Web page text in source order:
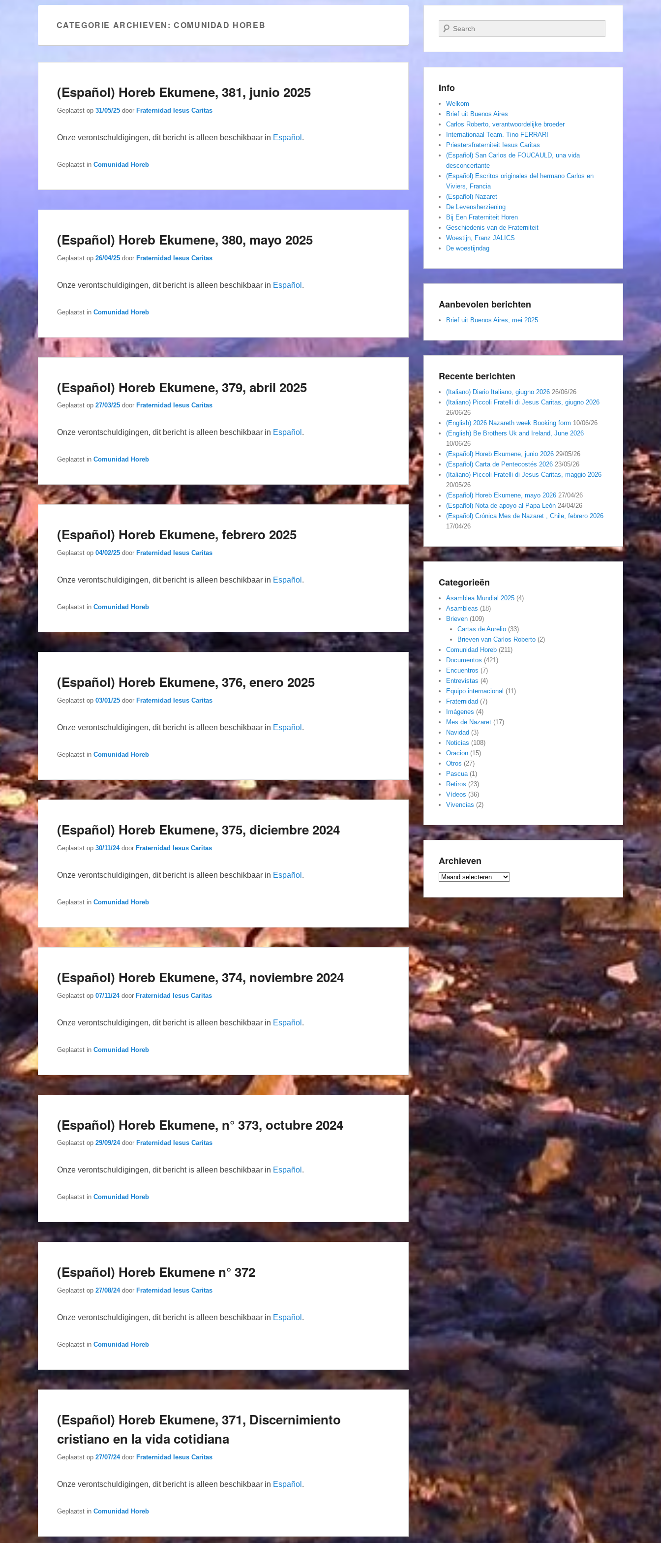
CATEGORIE ARCHIEVEN:COMUNIDAD HOREB
(Español) Horeb Ekumene, 381, junio 2025
Geplaatst op 31/05/25 door Fraternidad Iesus Caritas
Onze verontschuldigingen, dit bericht is alleen beschikbaar in Español .
Geplaatst in Comunidad Horeb
(Español) Horeb Ekumene, 380, mayo 2025
Geplaatst op 26/04/25 door Fraternidad Iesus Caritas
Onze verontschuldigingen, dit bericht is alleen beschikbaar in Español .
Geplaatst in Comunidad Horeb
(Español) Horeb Ekumene, 379, abril 2025
Geplaatst op 27/03/25 door Fraternidad Iesus Caritas
Onze verontschuldigingen, dit bericht is alleen beschikbaar in Español .
Geplaatst in Comunidad Horeb
(Español) Horeb Ekumene, febrero 2025
Geplaatst op 04/02/25 door Fraternidad Iesus Caritas
Onze verontschuldigingen, dit bericht is alleen beschikbaar in Español .
Geplaatst in Comunidad Horeb
(Español) Horeb Ekumene, 376, enero 2025
Geplaatst op 03/01/25 door Fraternidad Iesus Caritas
Onze verontschuldigingen, dit bericht is alleen beschikbaar in Español .
Geplaatst in Comunidad Horeb
(Español) Horeb Ekumene, 375, diciembre 2024
Geplaatst op 30/11/24 door Fraternidad Iesus Caritas
Onze verontschuldigingen, dit bericht is alleen beschikbaar in Español .
Geplaatst in Comunidad Horeb
(Español) Horeb Ekumene, 374, noviembre 2024
Geplaatst op 07/11/24 door Fraternidad Iesus Caritas
Onze verontschuldigingen, dit bericht is alleen beschikbaar in Español .
Geplaatst in Comunidad Horeb
(Español) Horeb Ekumene, n° 373, octubre 2024
Geplaatst op 29/09/24 door Fraternidad Iesus Caritas
Onze verontschuldigingen, dit bericht is alleen beschikbaar in Español .
Geplaatst in Comunidad Horeb
(Español) Horeb Ekumene n° 372
Geplaatst op 27/08/24 door Fraternidad Iesus Caritas
Onze verontschuldigingen, dit bericht is alleen beschikbaar in Español .
Geplaatst in Comunidad Horeb
(Español) Horeb Ekumene, 371, Discernimiento
cristiano en la vida cotidiana
Geplaatst op 27/07/24 door Fraternidad Iesus Caritas
Onze verontschuldigingen, dit bericht is alleen beschikbaar in Español .
Geplaatst in Comunidad Horeb
Zoeken
Info
Welkom
Brief uit Buenos Aires
Carlos Roberto, verantwoordelijke broeder
Internationaal Team. Tino FERRARI
Priestersfraterniteit Iesus Caritas
(Español) San Carlos de FOUCAULD, una vida
desconcertante
(Español) Escritos originales del hermano Carlos en
Viviers, Francia
(Español) Nazaret
De Levensherziening
Bij Een Fraterniteit Horen
Geschiedenis van de Fraterniteit
Woestijn, Franz JALICS
De woestijndag
Aanbevolen berichten
Brief uit Buenos Aires, mei 2025
Recente berichten
(Italiano) Diario Italiano, giugno 2026 26/06/26
(Italiano) Piccoli Fratelli di Jesus Caritas, giugno 2026
26/06/26
(English) 2026 Nazareth week Booking form 10/06/26
(English) Be Brothers Uk and Ireland, June 2026
10/06/26
(Español) Horeb Ekumene, junio 2026 29/05/26
(Español) Carta de Pentecostés 2026 23/05/26
(Italiano) Piccoli Fratelli di Jesus Caritas, maggio 2026
20/05/26
(Español) Horeb Ekumene, mayo 2026 27/04/26
(Español) Nota de apoyo al Papa León 24/04/26
(Español) Crónica Mes de Nazaret , Chile, febrero 2026
17/04/26
Categorieën
Asamblea Mundial 2025 (4)
Asambleas (18)
Brieven (109)
Cartas de Aurelio(33)
Brieven van Carlos Roberto(2)
Comunidad Horeb (211)
Documentos (421)
Encuentros (7)
Entrevistas (4)
Equipo internacional (11)
Fraternidad (7)
Imágenes (4)
Mes de Nazaret (17)
Navidad (3)
Noticias (108)
Oracion (15)
Otros (27)
Pascua(1)
Retiros (23)
Vídeos (36)
Vivencias (2)
Archieven
Archieven